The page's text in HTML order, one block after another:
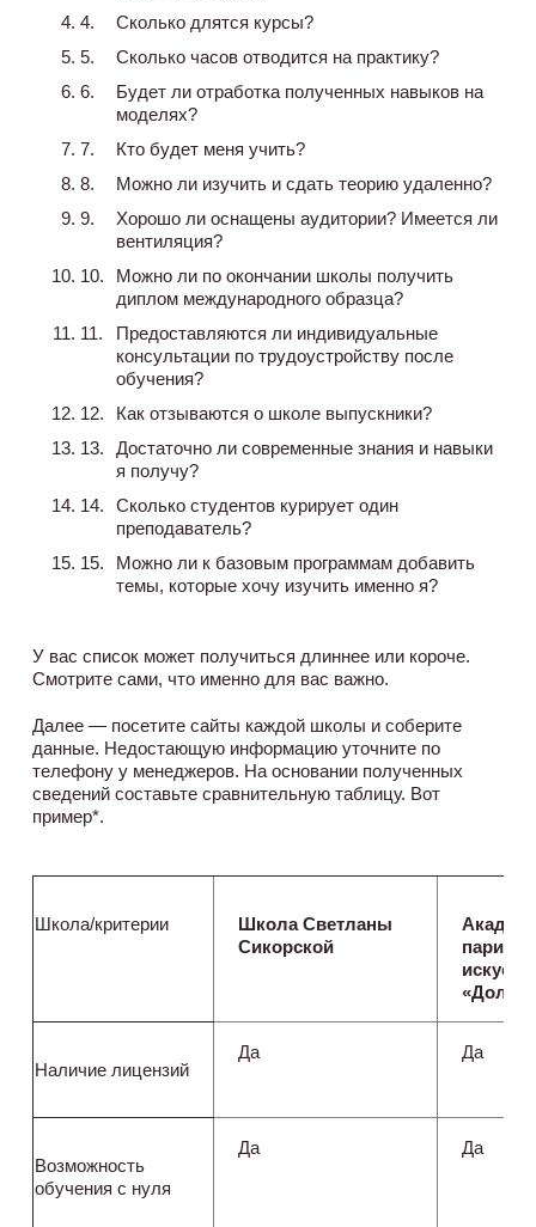
Сколько длятся курсы?
Сколько часов отводится на практику?
Будет ли отработка полученных навыков на
моделях?
Кто будет меня учить?
Можно ли изучить и сдать теорию удаленно?
Хорошо ли оснащены аудитории? Имеется ли
вентиляция?
Можно ли по окончании школы получить
диплом международного образца?
Предоставляются ли индивидуальные
консультации по трудоустройству после
обучения?
Как отзываются о школе выпускники?
Достаточно ли современные знания и навыки
я получу?
Сколько студентов курирует один
преподаватель?
Можно ли к базовым программам добавить
темы, которые хочу изучить именно я?
У вас список может получиться длиннее или короче.
Смотрите сами, что именно для вас важно.
Далее — посетите сайты каждой школы и соберите
данные. Недостающую информацию уточните по
телефону у менеджеров. На основании полученных
сведений составьте сравнительную таблицу. Вот
пример*.
Школа/критерии
Школа Светланы
Сикорской
Наличие лицензий
Да Да
Возможность
обучения с нуля
Да Да